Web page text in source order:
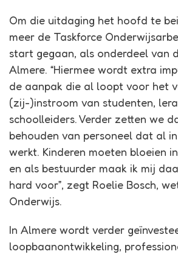
Om die uitdaging het hoofd te
meer de Taskforce
start gegaan, als onderdeel van
Almere. “Hiermee wordt extra
de aanpak die al loopt voor het
(zij-)instroom van studenten,
schoolleiders. Verder zetten we
behouden van personeel dat al
werkt. Kinderen moeten bloeien
en als bestuurder maak ik mij
hard voor”, zegt Roelie Bosch,
Onderwijs.
In Almere wordt verder
loopbaanontwikkeling,